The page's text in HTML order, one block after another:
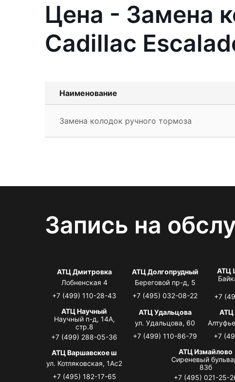
Цена - Замена
Cadillac
Наименование
Замена колодок ручного тормоза
Запись на
АТЦ Дмитровка
Лобненская 4
+7 (499) 110-28-43
АТЦ Долгопрудный
Береговой пр-д, 5
+7 (495) 032-08-22
АТЦ
+7
АТЦ Научный
Научный п-д, 14А,
стр.8
+7 (499) 288-05-36
АТЦ Удальцова
ул. Удальцова, 60
+7 (499) 110-86-79
АТЦ
+7
АТЦ Варшавское ш
ул. Котляковская, 1Ас2
+7 (495) 182-17-65
АТЦ Измайлово
Сиреневый
83б
+7 (495) 021-25-